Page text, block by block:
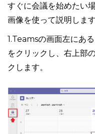
すぐに会議を始めたい
画像を使って説明します
1.Teamsの画面左にあ
をクリックし、右上部
クします。